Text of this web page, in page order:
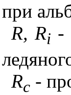
при
R, Ri -
Rc -